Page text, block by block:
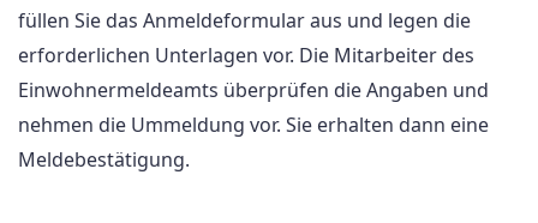
füllen Sie das Anmeldeformular aus und legen die
erforderlichen Unterlagen vor. Die Mitarbeiter des
Einwohnermeldeamts überprüfen die Angaben und
nehmen die Ummeldung vor. Sie erhalten dann eine
Meldebestätigung.